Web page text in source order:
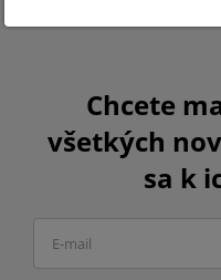
Chcete
všetkých
sa k